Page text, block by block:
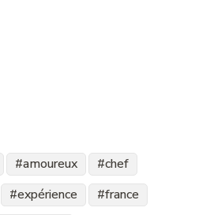
amoureux
chef
expérience
france